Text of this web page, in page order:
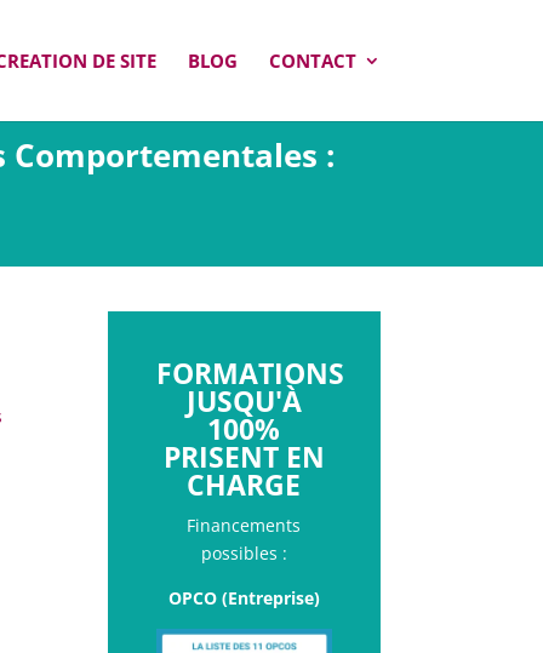
DE SITE BLOG CONTACT
Comportementales :
FORMATIONS
JUSQU'À
100%
PRISENT EN
CHARGE
Financements
possibles :
OPCO (Entreprise)